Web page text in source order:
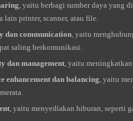
, yaitu berbagi sumber daya yang
lain printer, scanner, atau file.
dan communication, yaitu
saling berkomunikasi.
dan management, yaitu meningkatkan
enhancement dan balancing, yaitu
, yaitu menyediakan hiburan, seperti